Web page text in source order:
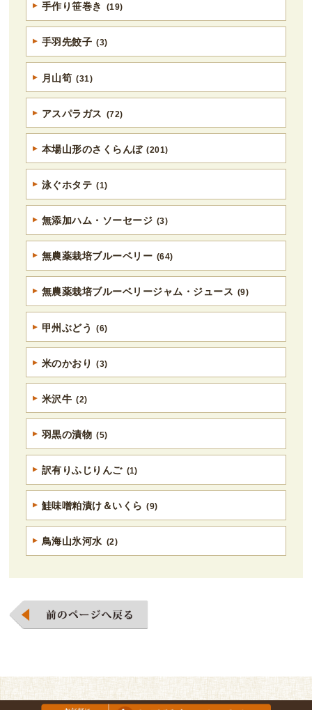
手作り笹巻き (19)
手羽先餃子 (3)
月山筍 (31)
アスパラガス (72)
本場山形のさくらんぼ (201)
泳ぐホタテ (1)
無添加ハム・ソーセージ (3)
無農薬栽培ブルーベリー (64)
無農薬栽培ブルーベリージャム・ジュース (9)
甲州ぶどう (6)
米のかおり (3)
米沢牛 (2)
羽黒の漬物 (5)
訳有りふじりんご (1)
鮭味噌粕漬け＆いくら (9)
鳥海山氷河水 (2)